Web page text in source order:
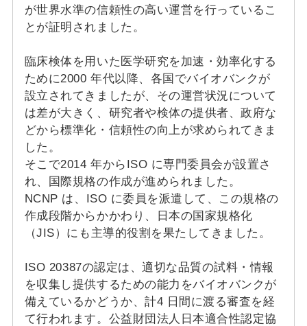
が世界水準の信頼性の高い運営を行っているこ
とが証明されました。
臨床検体を用いた医学研究を加速・効率化する
ために2000 年代以降、各国でバイオバンクが
設立されてきましたが、その運営状況について
は差が大きく、研究者や検体の提供者、政府な
どから標準化・信頼性の向上が求められてきま
した。
そこで2014 年からISO に専門委員会が設置さ
れ、国際規格の作成が進められました。
NCNP は、ISO に委員を派遣して、この規格の
作成段階からかかわり、日本の国家規格化
（JIS）にも主導的役割を果たしてきました。
ISO 20387の認定は、適切な品質の試料・情報
を収集し提供するための能力をバイオバンクが
備えているかどうか、計4 日間に渡る審査を経
て行われます。公益財団法人日本適合性認定協